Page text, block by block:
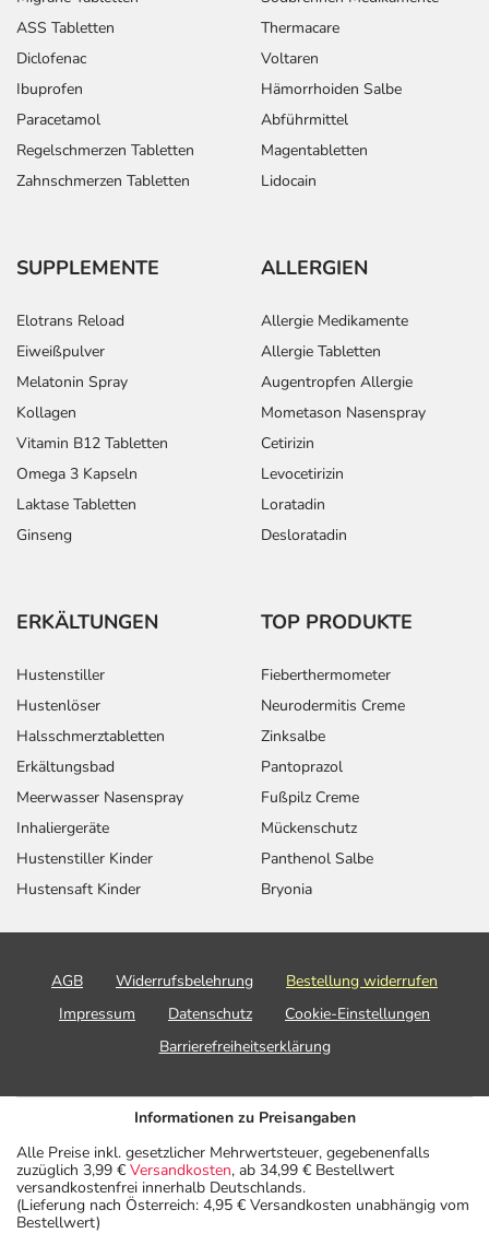
ASS Tabletten
Diclofenac
Ibuprofen
Paracetamol
Regelschmerzen Tabletten
Zahnschmerzen Tabletten
Thermacare
Voltaren
Hämorrhoiden Salbe
Abführmittel
Magentabletten
Lidocain
SUPPLEMENTE
Elotrans Reload
Eiweißpulver
Melatonin Spray
Kollagen
Vitamin B12 Tabletten
Omega 3 Kapseln
Laktase Tabletten
Ginseng
ALLERGIEN
Allergie Medikamente
Allergie Tabletten
Augentropfen Allergie
Mometason Nasenspray
Cetirizin
Levocetirizin
Loratadin
Desloratadin
ERKÄLTUNGEN
Hustenstiller
Hustenlöser
Halsschmerztabletten
Erkältungsbad
Meerwasser Nasenspray
Inhaliergeräte
Hustenstiller Kinder
Hustensaft Kinder
TOP PRODUKTE
Fieberthermometer
Neurodermitis Creme
Zinksalbe
Pantoprazol
Fußpilz Creme
Mückenschutz
Panthenol Salbe
Bryonia
AGB Widerrufsbelehrung
Bestellung widerrufen
Impressum
Datenschutz
Cookie-Einstellungen
Barrierefreiheitserklärung
Informationen zu Preisangaben
Alle Preise inkl. gesetzlicher Mehrwertsteuer, gegebenenfalls
zuzüglich 3,99 € Versandkosten, ab 34,99 € Bestellwert
versandkostenfrei innerhalb Deutschlands.
(Lieferung nach Österreich: 4,95 € Versandkosten unabhängig vom
Bestellwert)